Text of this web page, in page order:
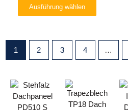
Ausführung wählen
der
Produktseite
werden
1
2 3 4 …